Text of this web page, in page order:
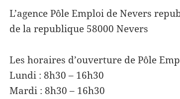
L’agence Pôle Emploi de Nevers
de la republique 58000 Nevers
Les horaires d’ouverture de Pôle
Lundi : 8h30 – 16h30
Mardi : 8h30 – 16h30